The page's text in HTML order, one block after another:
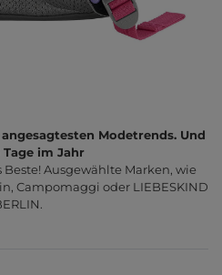
Modetrends. Und
Tage im Jahr
Ausgewählte Marken, wie
Campomaggi oder LIEBESKIND